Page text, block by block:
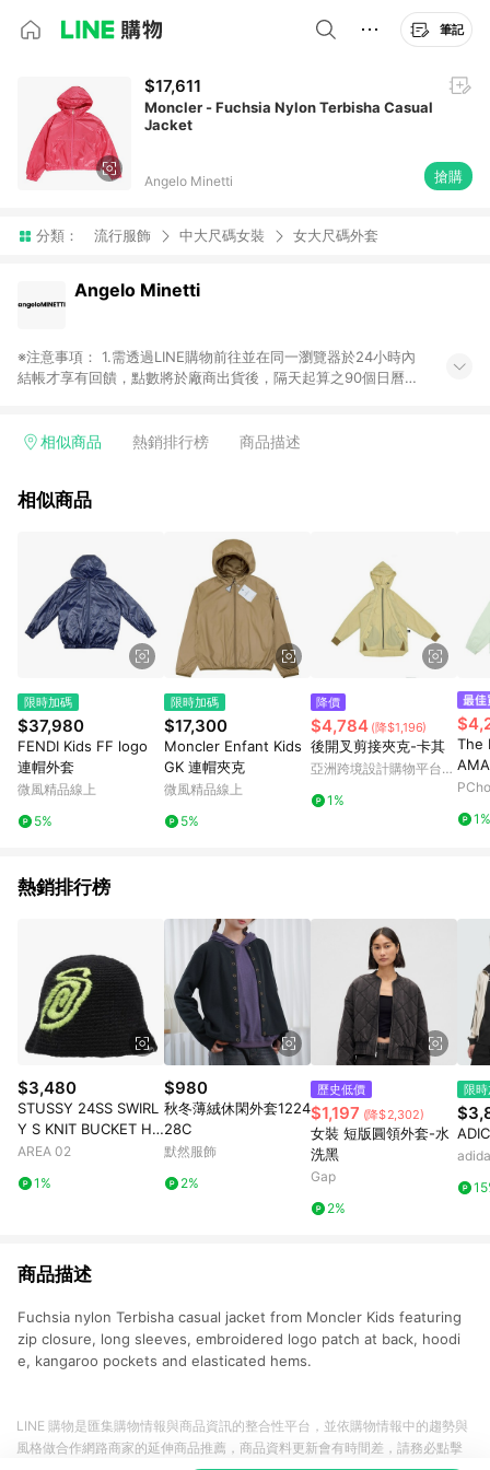
筆記
$17,611
Moncler - Fuchsia Nylon Terbisha Casual
Jacket
Angelo Minetti 搶購
分類： 流行服飾 中大尺碼女裝 女大尺碼外套
Angelo Minetti
※注意事項： 1.需透過LINE購物前往並在同一瀏覽器於24小時內
結帳才享有回饋，點數將於廠商出貨後，隔天起算之90個日曆天
差異。 4.若於商家App下單，不符合LINE購物導購資格。
相似商品 熱銷排行榜 商品描述
相似商品
限時加碼
$37,980
FENDI Kids FF logo
連帽外套
微風精品線上
5%
限時加碼
$17,300
Moncler Enfant Kids
GK 連帽夾克
微風精品線上
5%
降價
$4,784 (降$1,196)
後開叉剪接夾克-卡其
亞洲跨境設計購物平台
1%
The
1%
熱銷排行榜
$3,480
STUSSY 24SS SWIRL
Y S KNIT BUCKET HA
T BLACK
AREA 02
1%
$980
秋冬薄絨休閑外套1224
28C
默然服飾
2%
歷史低價
$1,197 (降$2,302)
女裝 短版圓領外套-水
洗黑
Gap
2%
限
商品描述
Fuchsia nylon Terbisha casual jacket from Moncler Kids featuring
zip closure, long sleeves, embroidered logo patch at back, hoodi
e, kangaroo pockets and elasticated hems.
LINE 購物是匯集購物情報與商品資訊的整合性平台，並依購物情報中的趨勢與
風格做合作網路商家的延伸商品推薦，商品資料更新會有時間差，請務必點擊